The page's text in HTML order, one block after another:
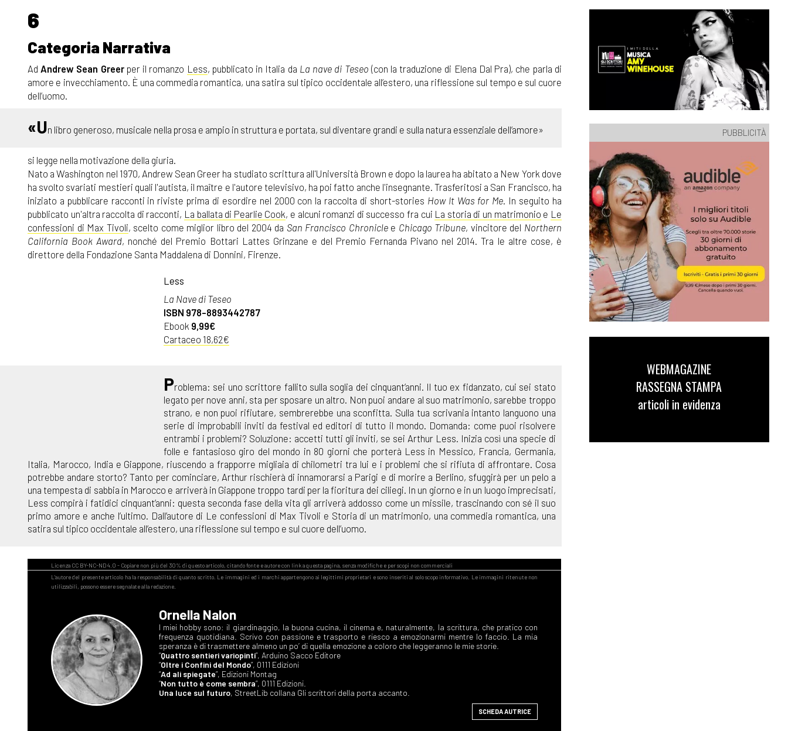
6
Categoria Narrativa
AdAndrew Sean Greerper il romanzo Less, pubblicato in Italia da La nave di Teseo (con la traduzione di Elena Dal Pra), che parla di
amore e invecchiamento. È una commedia romantica, una satira sul tipico occidentale all’estero, una riflessione sul tempo e sul cuore
dell’uomo.
«Un libro generoso, musicale nella prosa e ampio in struttura e portata, sul diventare grandi e sulla natura essenziale dell’amore»
si legge nella motivazione della giuria.
Nato a Washington nel 1970, Andrew Sean Greer ha studiato scrittura all'Università Brown e dopo la laurea ha abitato a New York dove
ha svolto svariati mestieri quali l'autista, il maître e l'autore televisivo, ha poi fatto anche l'insegnante. Trasferitosi a San Francisco, ha
iniziato a pubblicare racconti in riviste prima di esordire nel 2000 con la raccolta di short-stories How It Was for Me. In seguito ha
pubblicato un'altra raccolta di racconti, La ballata di Pearlie Cook, e alcuni romanzi di successo fra cui La storia di un matrimonio e Le
confessioni di Max Tivoli, scelto come miglior libro del 2004 da San Francisco Chroniclee Chicago Tribune, vincitore del Northern
California Book Award, nonché del Premio Bottari Lattes Grinzane e del Premio Fernanda Pivano nel 2014. Tra le altre cose, è
direttore della Fondazione Santa Maddalena di Donnini, Firenze.
Less
La Nave di Teseo
ISBN 978-8893442787
Ebook 9,99€
Cartaceo 18,62€
Problema: sei uno scrittore fallito sulla soglia dei cinquant’anni. Il tuo ex fidanzato, cui sei stato
legato per nove anni, sta per sposare un altro. Non puoi andare al suo matrimonio, sarebbe troppo
strano, e non puoi rifiutare, sembrerebbe una sconfitta. Sulla tua scrivania intanto languono una
serie di improbabili inviti da festival ed editori di tutto il mondo. Domanda: come puoi risolvere
entrambi i problemi? Soluzione: accetti tutti gli inviti, se sei Arthur Less. Inizia così una specie di
folle e fantasioso giro del mondo in 80 giorni che porterà Less in Messico, Francia, Germania,
Italia, Marocco, India e Giappone, riuscendo a frapporre migliaia di chilometri tra lui e i problemi che si rifiuta di affrontare. Cosa
potrebbe andare storto? Tanto per cominciare, Arthur rischierà di innamorarsi a Parigi e di morire a Berlino, sfuggirà per un pelo a
una tempesta di sabbia in Marocco e arriverà in Giappone troppo tardi per la fioritura dei ciliegi. In un giorno e in un luogo imprecisati,
Less compirà i fatidici cinquant’anni: questa seconda fase della vita gli arriverà addosso come un missile, trascinando con sé il suo
primo amore e anche l’ultimo. Dall’autore di Le confessioni di Max Tivoli e Storia di un matrimonio, una commedia romantica, una
satira sul tipico occidentale all’estero, una riflessione sul tempo e sul cuore dell’uomo.
Ornella Nalon
I miei hobby sono: il giardinaggio, la buona cucina, il cinema e, naturalmente, la scrittura, che pratico con
frequenza quotidiana. Scrivo con passione e trasporto e riesco a emozionarmi mentre lo faccio. La mia
speranza è di trasmettere almeno un po’ di quella emozione a coloro che leggeranno le mie storie.
“Quattro sentieri variopinti”, Arduino Sacco Editore
“Oltre i Confini del Mondo”, 0111 Edizioni
“Ad ali spiegate”, Edizioni Montag
“Non tutto è come sembra”, 0111 Edizioni.
Una luce sul futuro, StreetLib collana Gli scrittori della porta accanto.
SCHEDA AUTRICE
PUBBLICITÀ
WEBMAGAZINE
RASSEGNA STAMPA
articoli in evidenza